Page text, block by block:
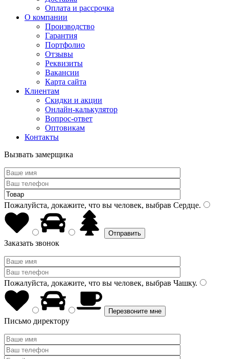
Оплата и рассрочка
О компании
Производство
Гарантия
Портфолио
Отзывы
Реквизиты
Вакансии
Карта сайта
Клиентам
Скидки и акции
Онлайн-калькулятор
Вопрос-ответ
Оптовикам
Контакты
Вызвать замерщика
Пожалуйста, докажите, что вы человек, выбрав Сердце.
Заказать звонок
Пожалуйста, докажите, что вы человек, выбрав Чашку.
Письмо директору